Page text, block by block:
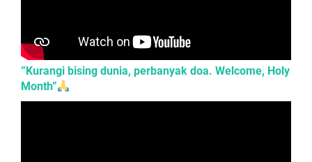
​”Kurangi bising dunia, perbanyak doa. Welcome, Holy
Month”